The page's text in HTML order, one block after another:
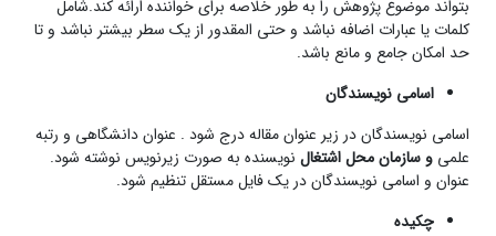
بتواند موضوع پژوهش را به طور خلاصه برای خواننده ارائه کند.شامل
کلمات یا عبارات اضافه نباشد و حتی المقدور از یک سطر بیشتر نباشد و تا
حد امکان جامع و مانع باشد.
اسامی نویسندگان
اسامی نویسندگان در زیر عنوان مقاله درج شود . عنوان دانشگاهی و رتبه
علمی و سازمان محل اشتغال نویسنده به صورت زیرنویس نوشته شود.
عنوان و اسامی نویسندگان در یک فایل مستقل تنظیم شود.
چکیده